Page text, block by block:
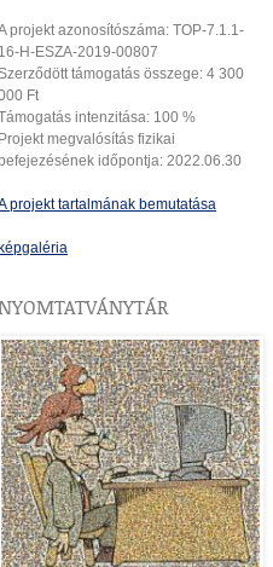
projekt azonosítószáma: TOP-7.1.1-
16-H-ESZA-2019-00807
támogatás összege: 4 300
Ft
intenzitása: 100 %
Projekt megvalósítás fizikai
befejezésének időpontja: 2022.06.30
projekt tartalmának bemutatása
képgaléria